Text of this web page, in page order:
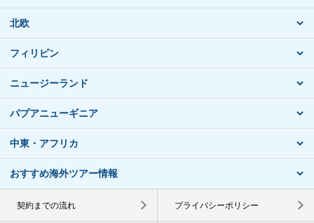
北欧
フィリピン
ニュージーランド
パプアニューギニア
中東・アフリカ
おすすめ海外ツアー情報
契約までの流れ プライバシーポリシー